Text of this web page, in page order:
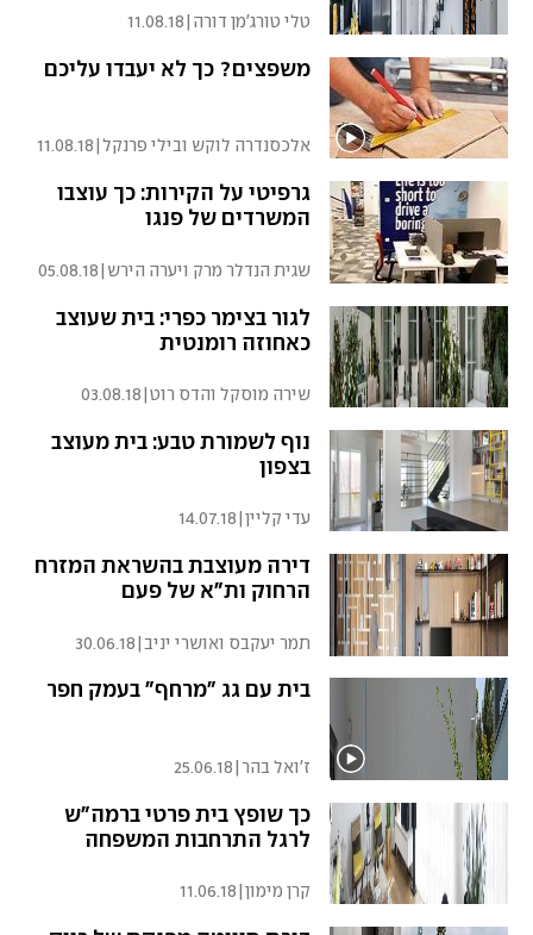
טלי טורג'מן דורה 11.08.18
משפצים? כך לא יעבדו עליכם
אלכסנדרה לוקש ובילי פרנקל|
11.08.18
גרפיטי על הקירות: כך עוצבו
המשרדים של פנגו
שגית הנדלר מרק ויערה הירש 05.08.18
לגור בצימר כפרי: בית שעוצב
כאחוזה רומנטית
שירה מוסקל והדס רוט|
03.08.18
נוף לשמורת טבע: בית מעוצב
בצפון
עדי קליין|
14.07.18
דירה מעוצבת בהשראת המזרח
הרחוק ות"א של פעם
תמר יעקבס ואושרי יניב|
30.06.18
בית עם גג "מרחף" בעמק חפר
ז'ואל בהר|
25.06.18
כך שופץ בית פרטי ברמה"ש
לרגל התרחבות המשפחה
קרן מימון|
11.06.18